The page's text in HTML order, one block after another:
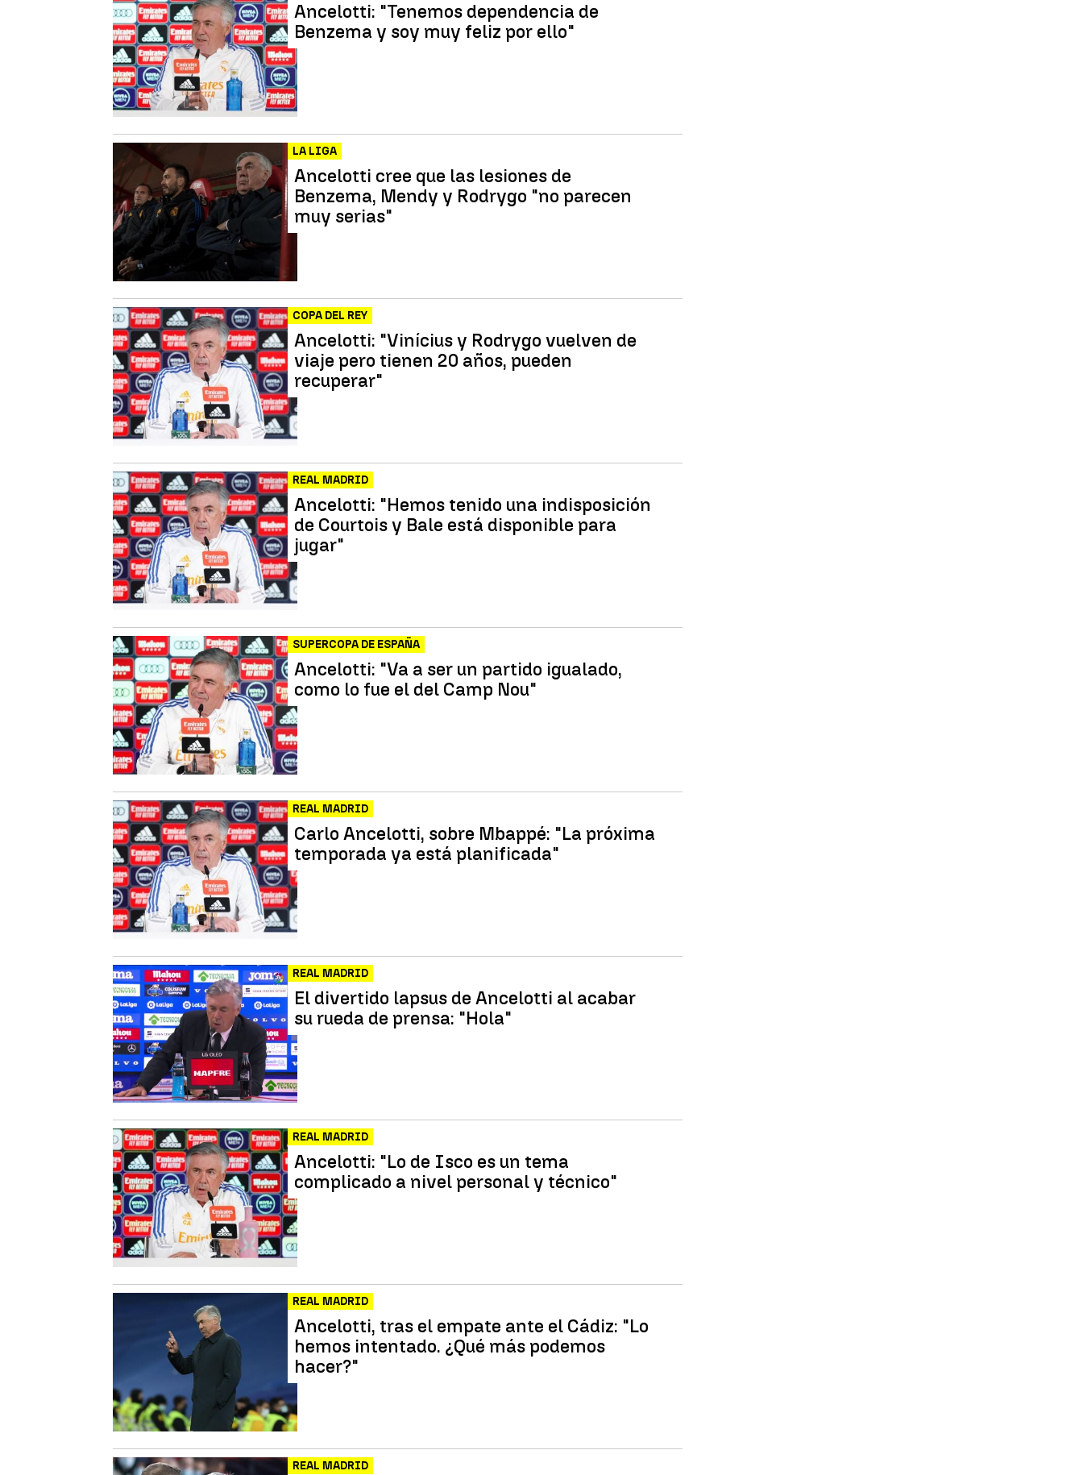
Ancelotti: "Tenemos dependencia de
Benzema y soy muy feliz por ello"
LA LIGA
Ancelotti cree que las lesiones de
Benzema, Mendy y Rodrygo "no parecen
muy serias"
COPA DEL REY
Ancelotti: "Vinícius y Rodrygo vuelven de
viaje pero tienen 20 años, pueden
recuperar"
REAL MADRID
Ancelotti: "Hemos tenido una indisposición
de Courtois y Bale está disponible para
jugar"
SUPERCOPA DE ESPAÑA
Ancelotti: "Va a ser un partido igualado,
como lo fue el del Camp Nou"
REAL MADRID
Carlo Ancelotti, sobre Mbappé: "La próxima
temporada ya está planificada"
REAL MADRID
El divertido lapsus de Ancelotti al acabar
su rueda de prensa: "Hola"
REAL MADRID
Ancelotti: "Lo de Isco es un tema
complicado a nivel personal y técnico"
REAL MADRID
Ancelotti, tras el empate ante el Cádiz: "Lo
hemos intentado. ¿Qué más podemos
hacer?"
REAL MADRID